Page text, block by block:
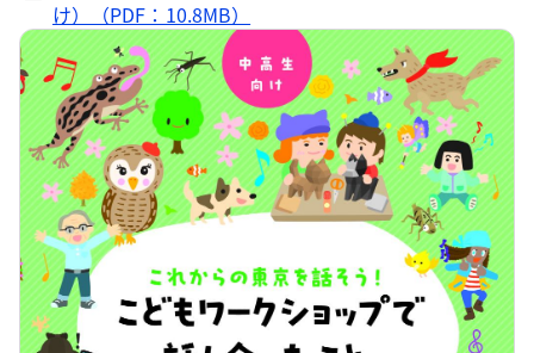
け）（PDF：10.8MB）